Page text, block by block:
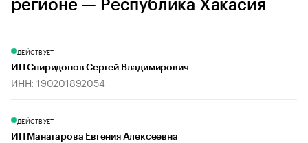
регионе — Республика Хакасия
ДЕЙСТВУЕТ
ИП Спиридонов Сергей Владимирович
ИНН: 190201892054
ДЕЙСТВУЕТ
ИП Манагарова Евгения Алексеевна